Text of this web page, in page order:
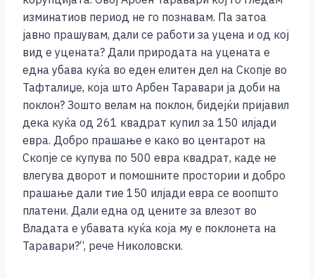
изминатиов период не го познавам. Па затоа
јавно прашувам, дали се работи за уцена и од кој
вид е уцената? Дали природата на уцената е
една убава куќа во еден елитен дел на Скопје во
Тафталиџе, која што Арбен Таравари ја доби на
поклон? Зошто велам на поклон, бидејќи пријавил
дека куќа од 261 квадрат купил за 150 илјади
евра. Добро прашање е како во центарот на
Скопје се купува по 500 евра квадрат, каде не
влегува дворот и помошните простории и добро
прашање дали тие 150 илјади евра се воопшто
платени. Дали една од цените за влезот во
Владата е убавата куќа која му е поклонета на
Таравари?“, рече Николовски.